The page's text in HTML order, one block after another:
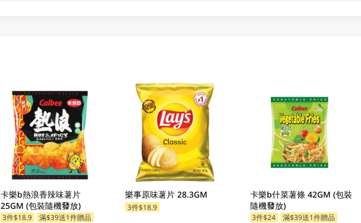
卡樂b熱浪香辣味薯片
25GM (包裝隨機發放)
3件$18.9 滿$39送1件贈品
樂事原味薯片 28.3GM
3件$18.9
卡樂b什菜薯條 42GM (包裝
隨機發放)
3件$24 滿$39送1件贈品